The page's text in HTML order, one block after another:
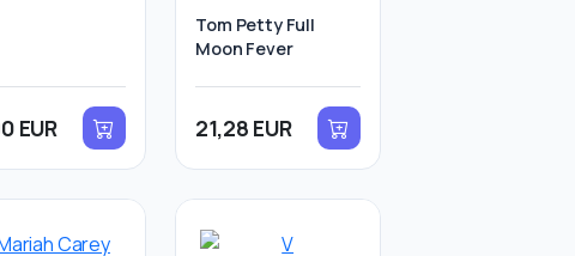
EUR
Tom Petty Full
Moon Fever
21,28 EUR